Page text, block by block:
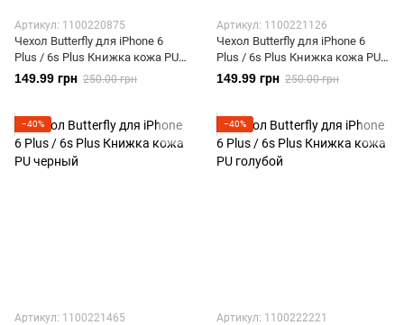
Артикул: 1100220875
Чехол Butterfly для iPhone 6
Plus / 6s Plus Книжка кожа PU
Rose Gold
149.99 грн 250.00 грн
Артикул: 1100221126
Чехол Butterfly для iPhone 6
Plus / 6s Plus Книжка кожа PU
серый
149.99 грн 250.00 грн
−40%
Артикул: 1100221465
−40%
Артикул: 1100222221